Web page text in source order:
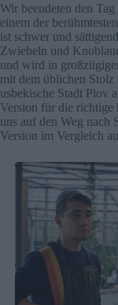
Wir beendeten den
einem der
ist schwer und
Zwiebeln und
und wird in
mit dem üblichen Stolz
usbekische Stadt Plov
Version für die richtige
uns auf den Weg nach
Version im Vergleich